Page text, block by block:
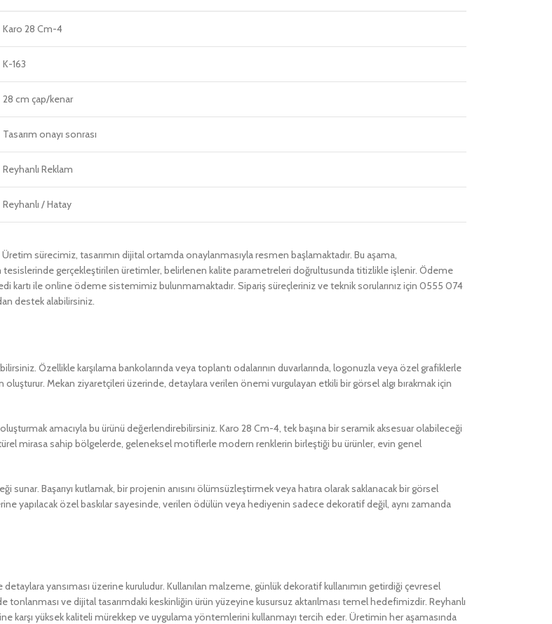
Karo 28 Cm-4
K-163
28 cm çap/kenar
Tasarım onayı sonrası
Reyhanlı Reklam
Reyhanlı / Hatay
sürecimiz, tasarımın dijital ortamda onaylanmasıyla resmen başlamaktadır. Bu aşama,
gerçekleştirilen üretimler, belirlenen kalite parametreleri doğrultusunda titizlikle işlenir. Ödeme
kartı ile online ödeme sistemimiz bulunmamaktadır. Sipariş süreçleriniz ve teknik sorularınız için 0555 074
destek alabilirsiniz.
Özellikle karşılama bankolarında veya toplantı odalarının duvarlarında, logonuzla veya özel grafiklerle
Mekan ziyaretçileri üzerinde, detaylara verilen önemi vurgulayan etkili bir görsel algı bırakmak için
amacıyla bu ürünü değerlendirebilirsiniz. Karo 28 Cm-4, tek başına bir seramik aksesuar olabileceği
mirasa sahip bölgelerde, geleneksel motiflerle modern renklerin birleştiği bu ürünler, evin genel
Başarıyı kutlamak, bir projenin anısını ölümsüzleştirmek veya hatıra olarak saklanacak bir görsel
yapılacak özel baskılar sayesinde, verilen ödülün veya hediyenin sadece dekoratif değil, aynı zamanda
yansıması üzerine kuruludur. Kullanılan malzeme, günlük dekoratif kullanımın getirdiği çevresel
tonlanması ve dijital tasarımdaki keskinliğin ürün yüzeyine kusursuz aktarılması temel hedefimizdir. Reyhanlı
yüksek kaliteli mürekkep ve uygulama yöntemlerini kullanmayı tercih eder. Üretimin her aşamasında